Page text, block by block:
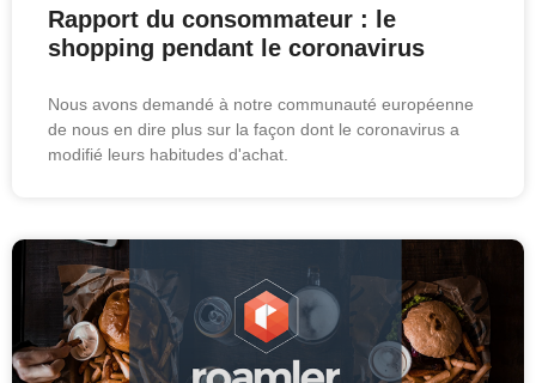
Rapport du consommateur : le
shopping pendant le coronavirus
Nous avons demandé à notre communauté européenne
de nous en dire plus sur la façon dont le coronavirus a
modifié leurs habitudes d'achat.